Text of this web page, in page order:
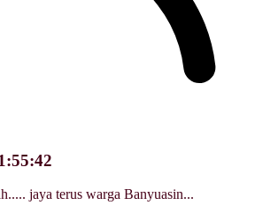
jaya terus warga Banyuasin...